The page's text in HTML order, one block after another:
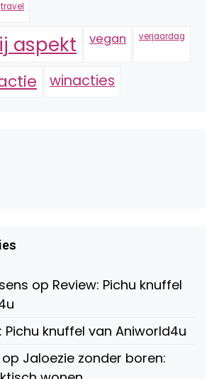
travel
aspekt vegan verjaardag
winacties
?
op Review: Pichu knuffel
Pichu knuffel van Aniworld4u
op Jaloezie zonder boren: